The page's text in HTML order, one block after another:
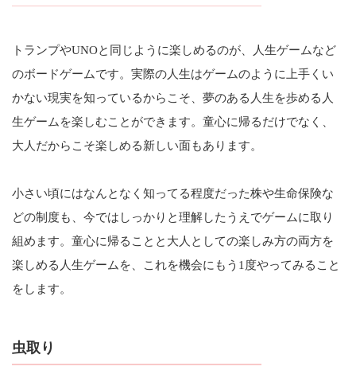
トランプやUNOと同じように楽しめるのが、人生ゲームなど
のボードゲームです。実際の人生はゲームのように上手くい
かない現実を知っているからこそ、夢のある人生を歩める人
生ゲームを楽しむことができます。童心に帰るだけでなく、
大人だからこそ楽しめる新しい面もあります。
小さい頃にはなんとなく知ってる程度だった株や生命保険な
どの制度も、今ではしっかりと理解したうえでゲームに取り
組めます。童心に帰ることと大人としての楽しみ方の両方を
楽しめる人生ゲームを、これを機会にもう1度やってみること
をします。
虫取り